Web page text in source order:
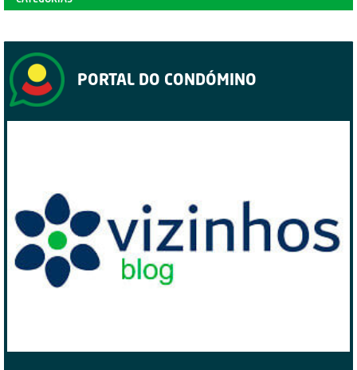
PORTAL DO CONDÓMINO